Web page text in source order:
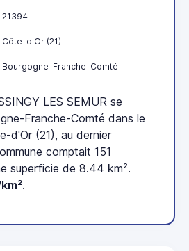
21394
Côte-d'Or (21)
Bourgogne-Franche-Comté
LES SEMUR se
Franche-Comté dans le
d'Or (21), au dernier
comptait 151
superficie de 8.44 km².
.